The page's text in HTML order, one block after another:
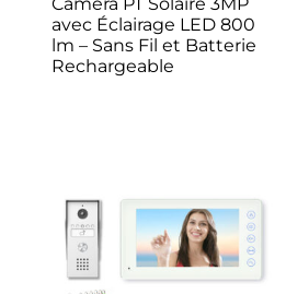
avec Éclairage LED 800
lm – Sans Fil et Batterie
Rechargeable